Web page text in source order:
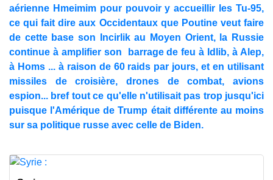
aérienne Hmeimim pour pouvoir y accueillir les Tu-95,
ce qui fait dire aux Occidentaux que Poutine veut faire
de cette base son Incirlik au Moyen Orient, la Russie
continue à amplifier son barrage de feu à Idlib, à Alep,
à Homs ... à raison de 60 raids par jours, et en utilisant
missiles de croisière, drones de combat, avions
espion... bref tout ce qu'elle n'utilisait pas trop jusqu'ici
puisque l'Amérique de Trump était différente au moins
sur sa politique russe avec celle de Biden.